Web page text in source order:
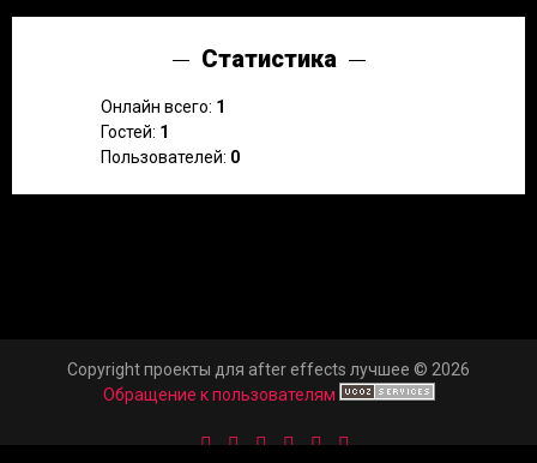
Статистика
Онлайн всего: 1
Гостей: 1
Пользователей: 0
Copyright проекты для after effects лучшее © 2026
Обращение к пользователям